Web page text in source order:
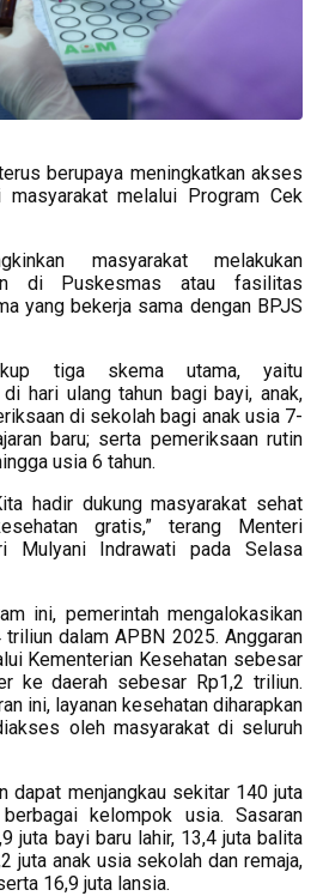
berupaya meningkatkan akses
masyarakat melalui Program Cek
masyarakat melakukan
di Puskesmas atau fasilitas
yang bekerja sama dengan BPJS
tiga skema utama, yaitu
hari ulang tahun bagi bayi, anak,
di sekolah bagi anak usia 7-
baru; serta pemeriksaan rutin
usia 6 tahun.
hadir dukung masyarakat sehat
gratis,” terang Menteri
Mulyani Indrawati pada Selasa
ini, pemerintah mengalokasikan
dalam APBN 2025. Anggaran
Kementerian Kesehatan sebesar
ke daerah sebesar Rp1,2 triliun.
ini, layanan kesehatan diharapkan
oleh masyarakat di seluruh
dapat menjangkau sekitar 140 juta
kelompok usia. Sasaran
juta bayi baru lahir, 13,4 juta balita
juta anak usia sekolah dan remaja,
16,9 juta lansia.